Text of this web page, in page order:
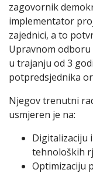
zagovornik
implementator
zajednici, a to
Upravnom odboru
u trajanju od 3
potpredsjednika
Njegov trenutni
usmjeren je na:
Digitalizaciju
tehnoloških
Optimizaciju